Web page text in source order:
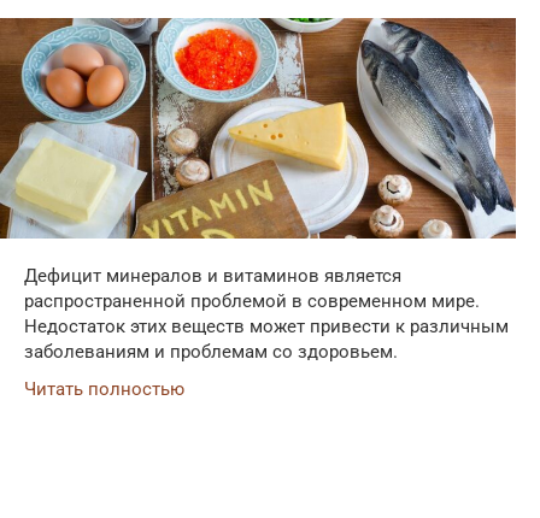
Дефицит минералов и витаминов является
распространенной проблемой в современном мире.
Недостаток этих веществ может привести к различным
заболеваниям и проблемам со здоровьем.
Читать полностью